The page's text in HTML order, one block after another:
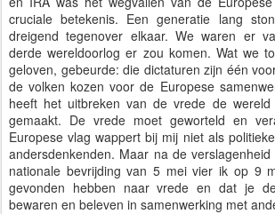
cruciale betekenis. Een generatie lang
dreigend tegenover elkaar. We waren er
derde wereldoorlog er zou komen. Wat we
geloven, gebeurde: die dictaturen zijn één
de volken kozen voor de Europese
heeft het uitbreken van de vrede de
gemaakt. De vrede moet geworteld en
Europese vlag wappert bij mij niet als
andersdenkenden. Maar na de
nationale bevrijding van 5 mei vier ik op 9
gevonden hebben naar vrede en dat je
bewaren en beleven in samenwerking met